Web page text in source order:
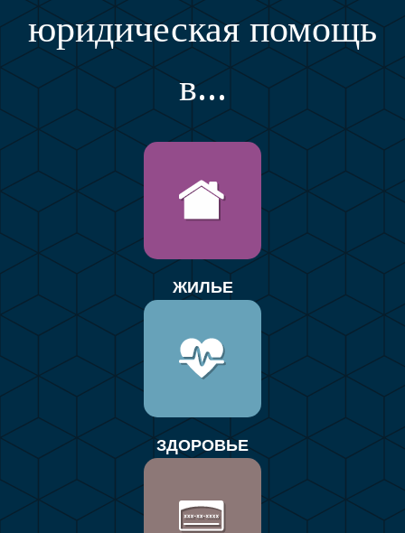
юридическая помощь
в...
ЖИЛЬЕ
ЗДОРОВЬЕ